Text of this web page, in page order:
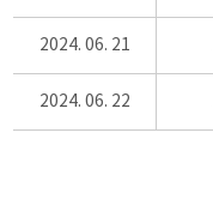
2024. 06. 21
2024. 06. 22